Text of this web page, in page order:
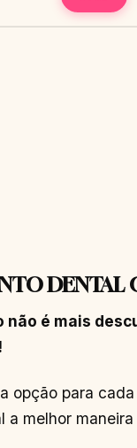
DENTAL
não é mais
opção para
a melhor